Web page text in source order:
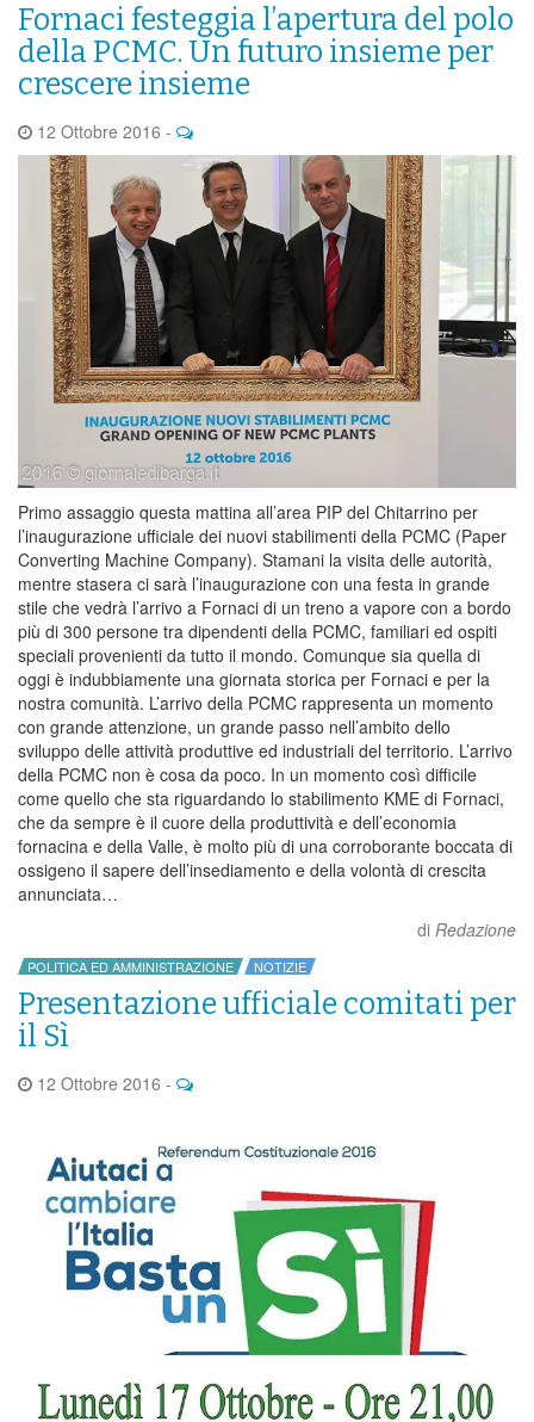
Fornaci festeggia l’apertura del polo
della PCMC. Un futuro insieme per
crescere insieme
12 Ottobre 2016 -
Primo assaggio questa mattina all’area PIP del Chitarrino per
l’inaugurazione ufficiale dei nuovi stabilimenti della PCMC (Paper
Converting Machine Company). Stamani la visita delle autorità,
mentre stasera ci sarà l’inaugurazione con una festa in grande
stile che vedrà l’arrivo a Fornaci di un treno a vapore con a bordo
più di 300 persone tra dipendenti della PCMC, familiari ed ospiti
speciali provenienti da tutto il mondo. Comunque sia quella di
oggi è indubbiamente una giornata storica per Fornaci e per la
nostra comunità. L’arrivo della PCMC rappresenta un momento
con grande attenzione, un grande passo nell’ambito dello
sviluppo delle attività produttive ed industriali del territorio. L’arrivo
della PCMC non è cosa da poco. In un momento così difficile
come quello che sta riguardando lo stabilimento KME di Fornaci,
che da sempre è il cuore della produttività e dell’economia
fornacina e della Valle, è molto più di una corroborante boccata di
ossigeno il sapere dell’insediamento e della volontà di crescita
annunciata…
di Redazione
POLITICA ED AMMINISTRAZIONE NOTIZIE
Presentazione ufficiale comitati per
il Sì
12 Ottobre 2016 -